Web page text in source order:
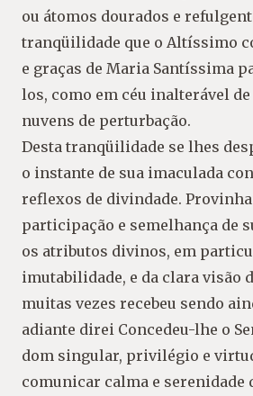
ou átomos dourados e
tranqüilidade que o Altíssimo
e graças de Maria Santíssima
los, como em céu inalterável de
nuvens de perturbação.
Desta tranqüilidade se lhes
o instante de sua imaculada
reflexos de divindade.
participação e semelhança de
os atributos divinos, em
imutabilidade, e da clara visão
muitas vezes recebeu sendo
adiante direi Concedeu-lhe o
dom singular, privilégio e
comunicar calma e serenidade